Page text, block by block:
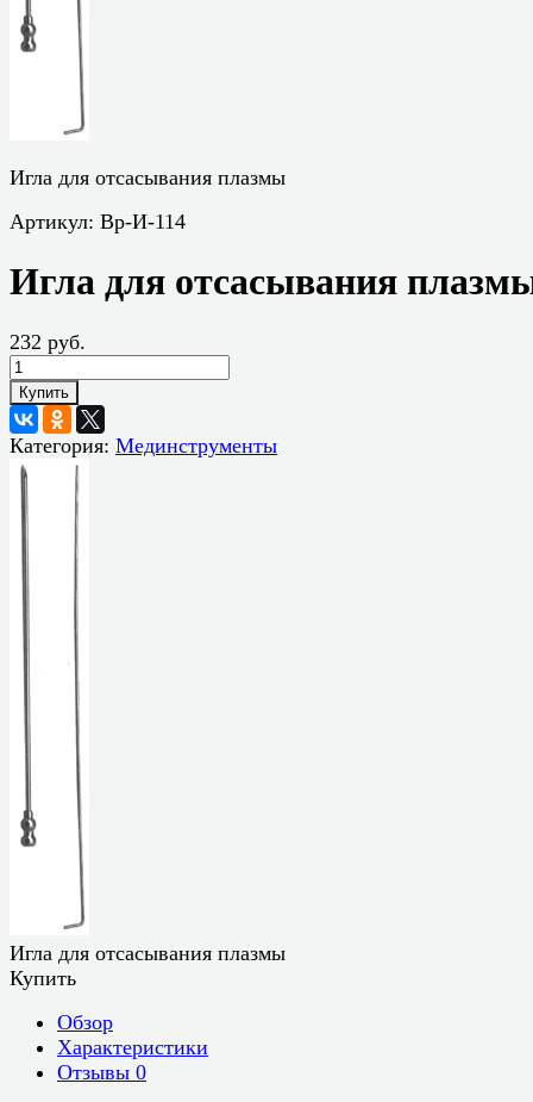
Игла для отсасывания плазмы
Артикул: Вр-И-114
Игла для отсасывания
232 руб.
Купить
Категория: Мединструменты
Игла для отсасывания плазмы
Купить
Обзор
Характеристики
Отзывы 0